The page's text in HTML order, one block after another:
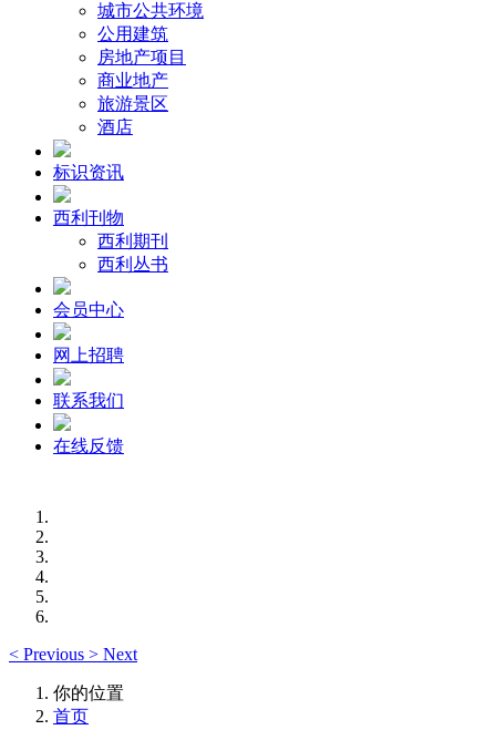
城市公共环境
公用建筑
房地产项目
商业地产
旅游景区
酒店
标识资讯
西利刊物
西利期刊
西利丛书
会员中心
网上招聘
联系我们
在线反馈
< Previous > Next
你的位置
首页